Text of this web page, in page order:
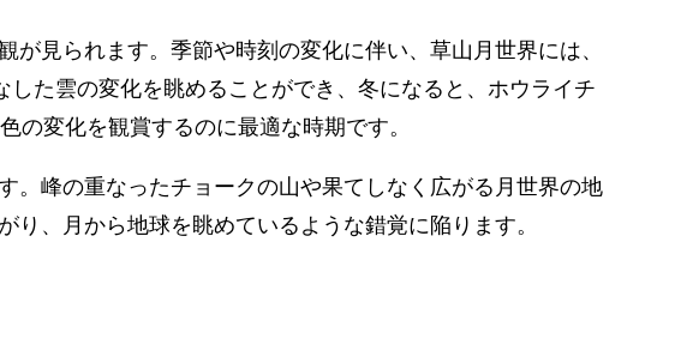
見られます。季節や時刻の変化に伴い、草山月世界には、
た雲の変化を眺めることができ、冬になると、ホウライチ
の変化を観賞するのに最適な時期です。
。峰の重なったチョークの山や果てしなく広がる月世界の地
、月から地球を眺めているような錯覚に陥ります。